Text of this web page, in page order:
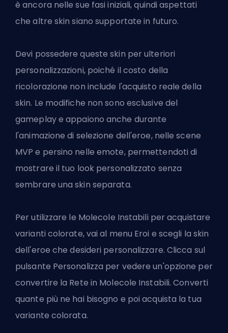
è ancora nelle sue fasi iniziali, quindi aspettati
che altre skin siano supportate in futuro.
Devi possedere queste skin per ulteriori
personalizzazioni, poiché il costo della
ricolorazione non include l'acquisto reale della
skin. Le modifiche non sono esclusive del
gameplay e appaiono anche durante
l'animazione di selezione dell'eroe, nelle scene
MVP e persino nelle emote, permettendoti di
mostrare il tuo look personalizzato senza
sembrare una skin separata.
Per utilizzare le Molecole Instabili per acquistare
varianti colorate, vai al menu Eroi e scegli la skin
dell'eroe che desideri personalizzare. Clicca sul
pulsante Personalizza per vedere un'opzione per
convertire la Rete in Molecole Instabili. Converti
quante più ne hai bisogno e poi acquista la tua
variante colorata.